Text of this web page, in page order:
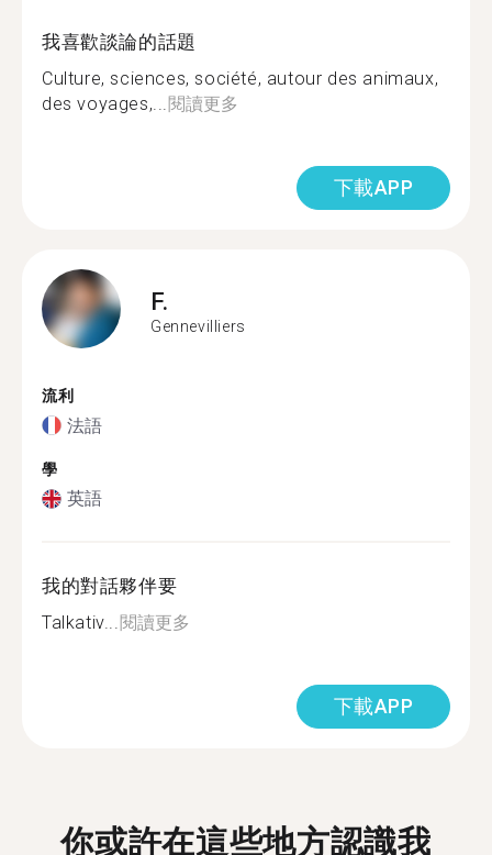
我喜歡談論的話題
Culture, sciences, société, autour des animaux,
des voyages,...閱讀更多
下載APP
F.
Gennevilliers
流利
法語
學
英語
我的對話夥伴要
Talkativ...閱讀更多
下載APP
你或許在這些地方認識我